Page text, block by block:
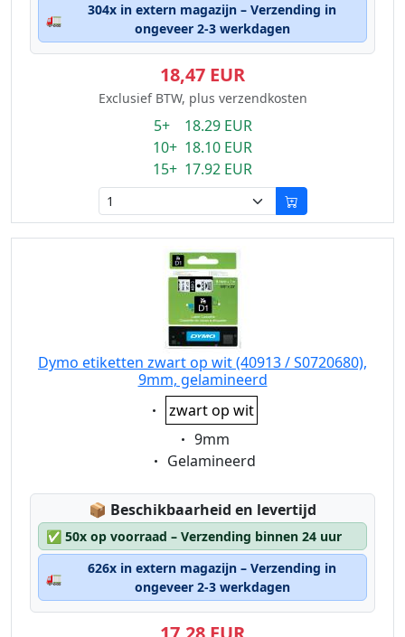
🚛
304x in extern magazijn – Verzending in
ongeveer 2-3 werkdagen
18,47 EUR
Exclusief BTW, plus verzendkosten
5+ 18.29 EUR
10+ 18.10 EUR
15+ 17.92 EUR
Dymo etiketten zwart op wit (40913 / S0720680),
9mm, gelamineerd
Eigenschaft:
zwart op wit
Eigenschaft:
9mm
Eigenschaft:
Gelamineerd
📦 Lagerstatus:
Beschikbaarheid en levertijd
✅ 50x op voorraad – Verzending binnen 24 uur
🚛
626x in extern magazijn – Verzending in
ongeveer 2-3 werkdagen